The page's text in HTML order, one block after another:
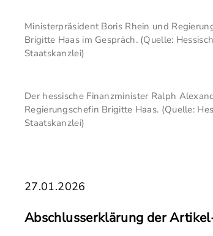
Ministerpräsident Boris Rhein und
Brigitte Haas im Gespräch. (Quelle:
Staatskanzlei)
Der hessische Finanzminister Ralph
Regierungschefin Brigitte Haas. (Quelle:
Staatskanzlei)
27.01.2026
Abschlusserklärung der